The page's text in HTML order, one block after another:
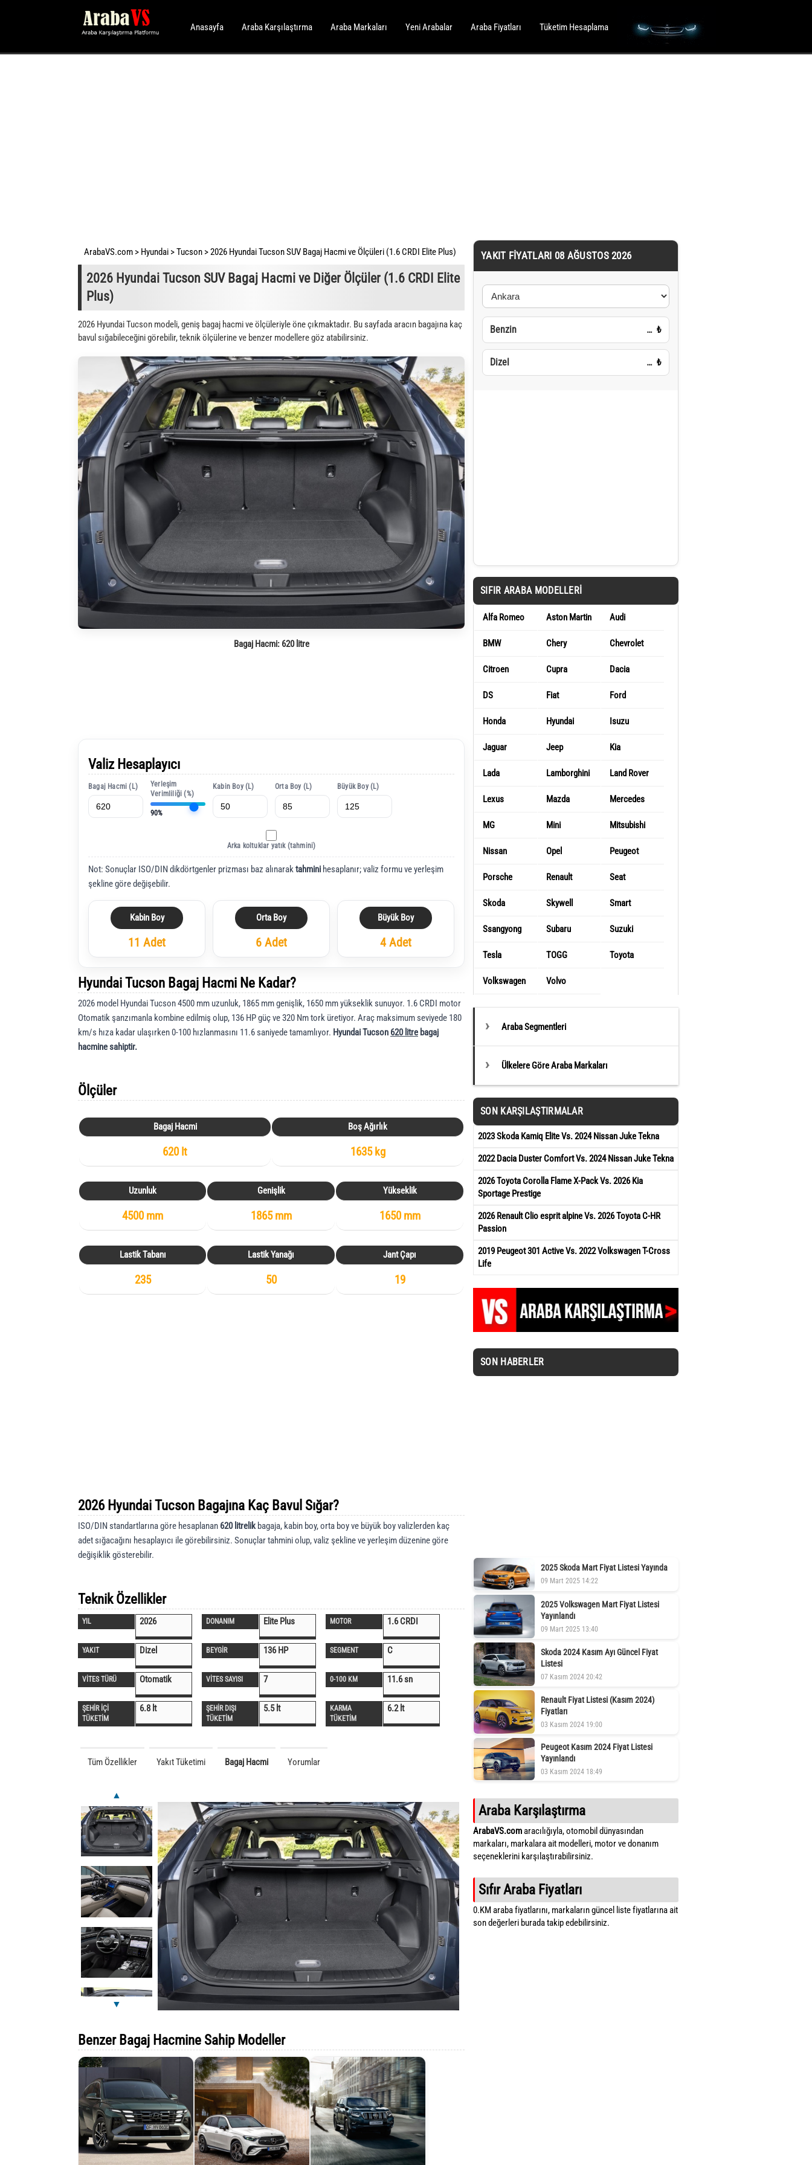
Anasayfa Araba Karşılaştırma Araba Markaları Yeni Arabalar Araba Fiyatları Tüketim Hesaplama
ArabaVS.com > Hyundai >Tucson >2026 Hyundai Tucson SUV Bagaj Hacmi ve Ölçüleri (1.6 CRDI Elite Plus)
2026 Hyundai Tucson SUV Bagaj Hacmi ve Diğer Ölçüler (1.6 CRDI Elite
Plus)
2026 Hyundai Tucson modeli, geniş bagaj hacmi ve ölçüleriyle öne çıkmaktadır. Bu sayfada aracın bagajına kaç
bavul sığabileceğini görebilir, teknik ölçülerine ve benzer modellere göz atabilirsiniz.
Bagaj Hacmi: 620 litre
Valiz Hesaplayıcı
Bagaj Hacmi (L)
Yerleşim
Verimliliği (%)
90%
Kabin Boy (L) Orta Boy (L) Büyük Boy (L)
Arka koltuklar yatık (tahmini)
Not: Sonuçlar ISO/DIN dikdörtgenler prizması baz alınaraktahmini hesaplanır; valiz formu ve yerleşim
şekline göre değişebilir.
Kabin Boy
11 Adet
Orta Boy
6 Adet
Büyük Boy
4 Adet
Hyundai Tucson Bagaj Hacmi Ne Kadar?
2026 model Hyundai Tucson 4500 mm uzunluk, 1865 mm genişlik, 1650 mm yükseklik sunuyor. 1.6 CRDI motor
Otomatik şanzımanla kombine edilmiş olup, 136 HP güç ve 320 Nm tork üretiyor. Araç maksimum seviyede 180
km/s hıza kadar ulaşırken 0-100 hızlanmasını 11.6 saniyede tamamlıyor. Hyundai Tucson 620 litre bagaj
hacmine sahiptir.
Ölçüler
Bagaj Hacmi Boş Ağırlık
620 lt 1635 kg
Uzunluk Genişlik Yükseklik
4500 mm 1865 mm 1650 mm
Lastik Tabanı Lastik Yanağı Jant Çapı
235 50 19
2026 Hyundai Tucson Bagajına Kaç Bavul Sığar?
ISO/DIN standartlarına göre hesaplanan 620 litrelikbagaja, kabin boy, orta boy ve büyük boy valizlerden kaç
adet sığacağını hesaplayıcı ile görebilirsiniz. Sonuçlar tahmini olup, valiz şekline ve yerleşim düzenine göre
değişiklik gösterebilir.
Teknik Özellikler
YIL 2026 DONANIM Elite Plus MOTOR 1.6 CRDI
YAKIT Dizel BEYGİR 136 HP SEGMENT C
VİTES TÜRÜ Otomatik VİTES SAYISI 7 0-100 KM 11.6 sn
ŞEHİR İÇİ
TÜKETİM
6.8 lt
ŞEHİR DIŞI
TÜKETİM
5.5 lt
KARMA
TÜKETİM
6.2 lt
Tüm Özellikler Yakıt Tüketimi Bagaj Hacmi Yorumlar
▲
▼
Benzer Bagaj Hacmine Sahip Modeller
YAKIT FIYATLARI 08 AĞUSTOS 2026
Benzin … ₺
Dizel … ₺
SIFIR ARABA MODELLERI
Alfa Romeo Aston Martin Audi
BMW Chery Chevrolet
Citroen Cupra Dacia
DS Fiat Ford
Honda Hyundai Isuzu
Jaguar Jeep Kia
Lada Lamborghini Land Rover
Lexus Mazda Mercedes
MG Mini Mitsubishi
Nissan Opel Peugeot
Porsche Renault Seat
Skoda Skywell Smart
Ssangyong Subaru Suzuki
Tesla TOGG Toyota
Volkswagen Volvo
Araba Segmentleri
Ülkelere Göre Araba Markaları
SON KARŞILAŞTIRMALAR
2023 Skoda Kamiq Elite Vs. 2024 Nissan Juke Tekna
2022 Dacia Duster Comfort Vs. 2024 Nissan Juke Tekna
2026 Toyota Corolla Flame X-Pack Vs. 2026 Kia
Sportage Prestige
2026 Renault Clio esprit alpine Vs. 2026 Toyota C-HR
Passion
2019 Peugeot 301 Active Vs. 2022 Volkswagen T-Cross
Life
SON HABERLER
2025 Skoda Mart Fiyat Listesi Yayında
09 Mart 2025 14:22
2025 Volkswagen Mart Fiyat Listesi
Yayınlandı
09 Mart 2025 13:40
Skoda 2024 Kasım Ayı Güncel Fiyat
Listesi
07 Kasım 2024 20:42
Renault Fiyat Listesi (Kasım 2024)
Fiyatları
03 Kasım 2024 19:00
Peugeot Kasım 2024 Fiyat Listesi
Yayınlandı
03 Kasım 2024 18:49
Araba Karşılaştırma
ArabaVS.comaracılığıyla, otomobil dünyasından
markaları, markalara ait modelleri, motor ve donanım
seçeneklerini karşılaştırabilirsiniz.
Sıfır Araba Fiyatları
0.KM araba fiyatlarını, markaların güncel liste fiyatlarına ait
son değerleri burada takip edebilirsiniz.